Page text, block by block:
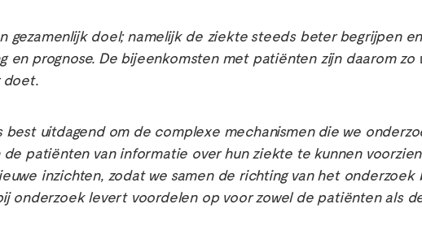
gezamenlijk doel; namelijk de ziekte steeds beter begrijpen
en prognose. De bijeenkomsten met patiënten zijn daarom
doet.
best uitdagend om de complexe mechanismen die we
patiënten van informatie over hun ziekte te kunnen
inzichten, zodat we samen de richting van het
onderzoek levert voordelen op voor zowel de patiënten als